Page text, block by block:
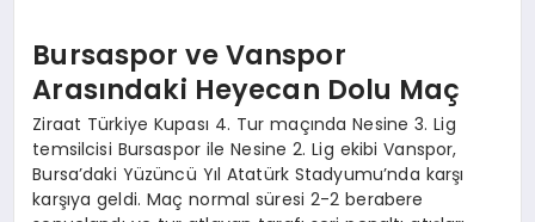
Bursaspor ve Vanspor
Arasındaki Heyecan Dolu Maç
Ziraat Türkiye Kupası 4. Tur maçında Nesine 3. Lig
temsilcisi Bursaspor ile Nesine 2. Lig ekibi Vanspor,
Bursa’daki Yüzüncü Yıl Atatürk Stadyumu’nda karşı
karşıya geldi. Maç normal süresi 2-2 berabere